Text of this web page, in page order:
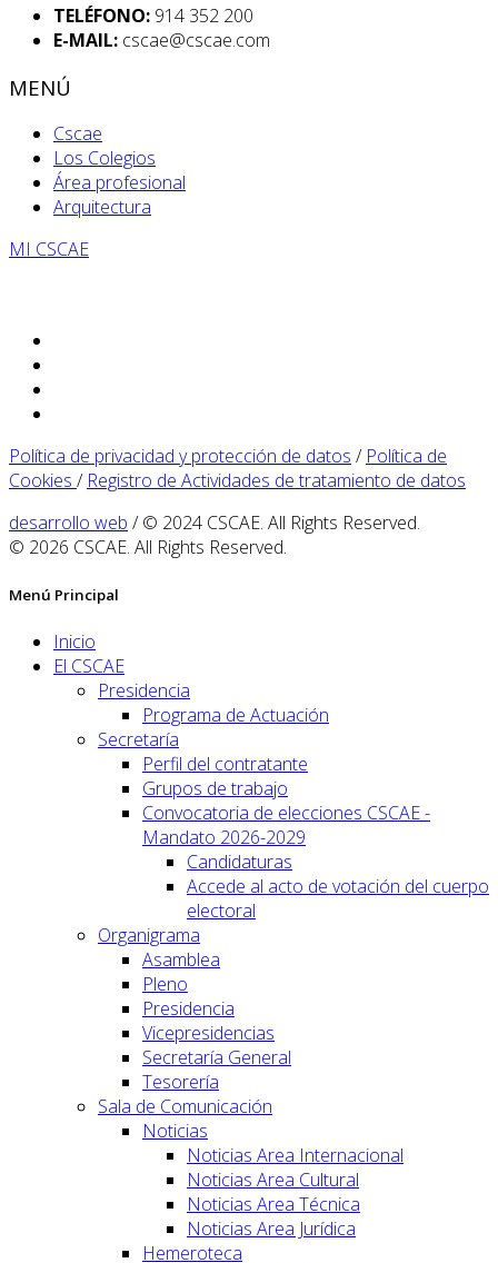
TELÉFONO: 914 352 200
E-MAIL: cscae@cscae.com
MENÚ
Cscae
Los Colegios
Área profesional
Arquitectura
MI CSCAE
Política de privacidad y protección de datos / Política de
Cookies / Registro de Actividades de tratamiento de datos
desarrollo web / © 2024 CSCAE. All Rights Reserved.
© 2026 CSCAE. All Rights Reserved.
Menú Principal
Inicio
El CSCAE
Presidencia
Programa de Actuación
Secretaría
Perfil del contratante
Grupos de trabajo
Convocatoria de elecciones CSCAE -
Mandato 2026-2029
Candidaturas
Accede al acto de votación del cuerpo
electoral
Organigrama
Asamblea
Pleno
Presidencia
Vicepresidencias
Secretaría General
Tesorería
Sala de Comunicación
Noticias
Noticias Area Internacional
Noticias Area Cultural
Noticias Area Técnica
Noticias Area Jurídica
Hemeroteca